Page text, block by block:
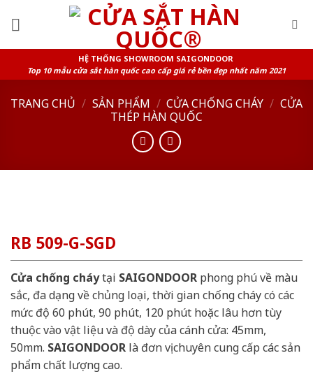
HỆ THỐNG SHOWROOM SAIGONDOOR
Top 10 mẫu cửa sắt hàn quốc cao cấp giá rẻ bền đẹp nhất năm 2021
TRANG CHỦ / SẢN PHẨM / CỬA CHỐNG CHÁY / CỬA
THÉP HÀN QUỐC
RB 509-G-SGD
Cửa chống cháytại SAIGONDOOR phong phú về màu
sắc, đa dạng về chủng loại, thời gian chống cháy có các
mức độ 60 phút, 90 phút, 120 phút hoặc lâu hơn tùy
thuộc vào vật liệu và độ dày của cánh cửa: 45mm,
50mm. SAIGONDOOR là đơn vị chuyên cung cấp các sản
phẩm chất lượng cao.